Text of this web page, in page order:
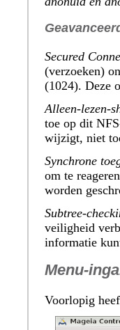
Secured
(verzoeken)
(1024). Deze
Alleen-lezen-
toe op dit
wijzigt, niet
Synchrone
om te
worden
Subtree-
veiligheid
informatie
Menu-
Voorlopig